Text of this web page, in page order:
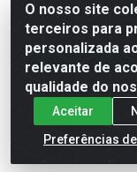
O nosso site
terceiros para
personalizada
relevante de
qualidade do
Aceitar
Preferências
V. C.
Bandeira, Rio
Todas as
prazos de
válidos
estoque